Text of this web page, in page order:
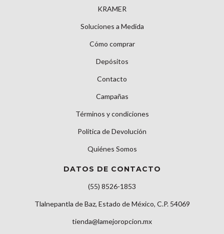
KRAMER
Soluciones a Medida
Cómo comprar
Depósitos
Contacto
Campañas
Términos y condiciones
Política de Devolución
Quiénes Somos
DATOS DE CONTACTO
(55) 8526-1853
Tlalnepantla de Baz, Estado de México, C.P. 54069
tienda@lamejoropcion.mx